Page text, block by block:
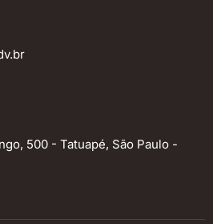
500 - Tatuapé, São Paulo -